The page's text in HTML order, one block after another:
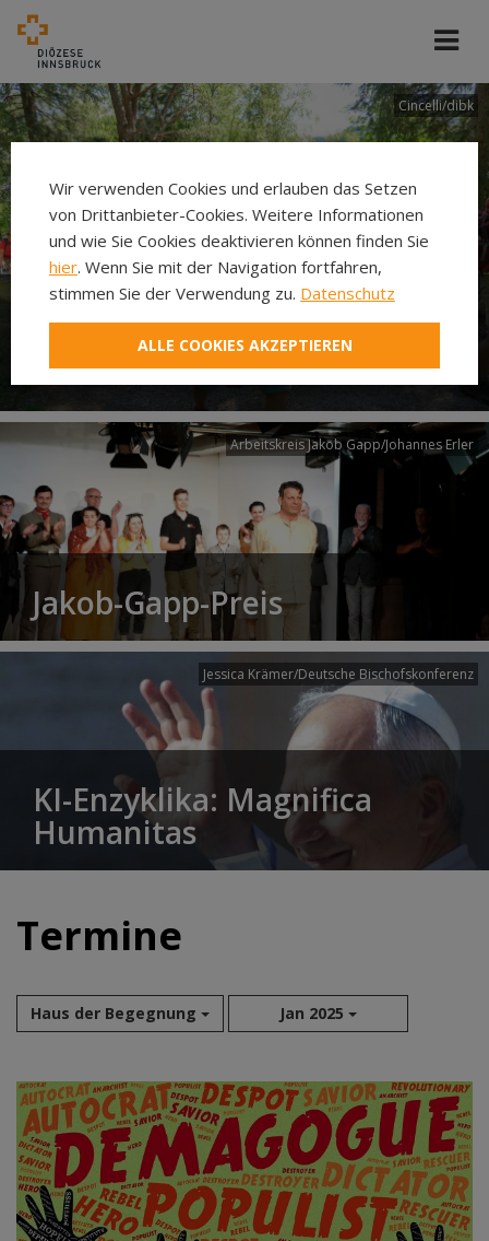
Cincelli/dibk
Neuer Pilgerweg Via
Laudato si’
Arbeitskreis Jakob Gapp/Johannes Erler
Jakob-Gapp-Preis
Jessica Krämer/Deutsche Bischofskonferenz
KI-Enzyklika: Magnifica
Humanitas
Termine
Haus der Begegnung Jan 2025
Aug 2026
Sep 2026
Okt 2026
Nov 2026
Dez 2026
Jan 2027
Wir verwenden Cookies und erlauben das Setzen
von Drittanbieter-Cookies. Weitere Informationen
und wie Sie Cookies deaktivieren können finden Sie
hier. Wenn Sie mit der Navigation fortfahren,
stimmen Sie der Verwendung zu. Datenschutz
ALLE COOKIES AKZEPTIEREN